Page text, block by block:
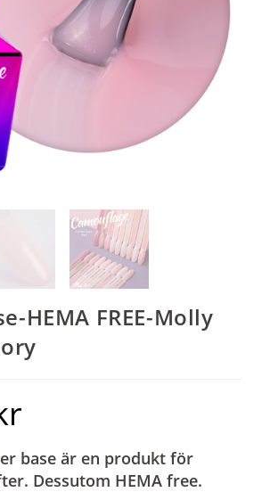
HEMA FREE-Molly
base är en produkt för
Dessutom HEMA free.